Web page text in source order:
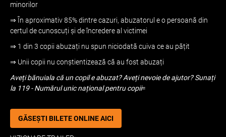
minorilor
⇒ În aproximativ 85% dintre cazuri, abuzatorul e o persoană din
certul de cunoscuți și de încredere al victimei
⇒ 1 din 3 copii abuzați nu spun niciodată cuiva ce au pățit
⇒ Unii copii nu conștientizează că au fost abuzați
Aveți bănuiala că un copil e abuzat? Aveți nevoie de ajutor? Sunați
la 119 - Numărul unic național pentru copii=
GĂSEȘTI BILETE ONLINE AICI